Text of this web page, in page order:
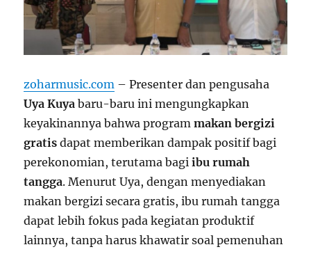
zoharmusic.com – Presenter dan pengusaha
Uya Kuya baru-baru ini mengungkapkan
keyakinannya bahwa programmakan bergizi
gratis dapat memberikan dampak positif bagi
perekonomian, terutama bagiibu rumah
tangga. Menurut Uya, dengan menyediakan
makan bergizi secara gratis, ibu rumah tangga
dapat lebih fokus pada kegiatan produktif
lainnya, tanpa harus khawatir soal pemenuhan